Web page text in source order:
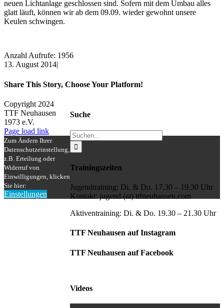
neuen Lichtanlage geschlossen sind. Sofern mit dem Umbau alles
glatt läuft, können wir ab dem 09.09. wieder gewohnt unsere
Keulen schwingen.
Anzahl Aufrufe: 1956
13. August 2014|
Share This Story, Choose Your Platform!
Facebook
X
Reddit
LinkedIn
WhatsApp
Tumblr
Pinterest
Vk
Xing
E-
Mail
Suche
Suche
nach:
Trainingszeiten
Jugendtraining: Di. & Do. 17.30 – 19.30 Uhr
Kontakt: jugend (at) ttfneuhausen.com
Aktiventraining: Di. & Do. 19.30 – 21.30 Uhr
TTF Neuhausen auf Instagram
TTF Neuhausen auf Facebook
Videos
Copyright 2024
TTF Neuhausen
1973 e.V.
Facebook
Instagram
Page load link
Zum Ändern Ihrer
Datenschutzeinstellung,
z.B. Erteilung oder
Widerruf von
Einwilligungen, klicken
Sie hier:
Einstellungen